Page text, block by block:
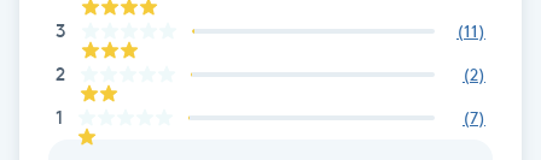
Herrklippning
HIFU
Hollywood Peel
3 (11)
2 (2)
1 (7)